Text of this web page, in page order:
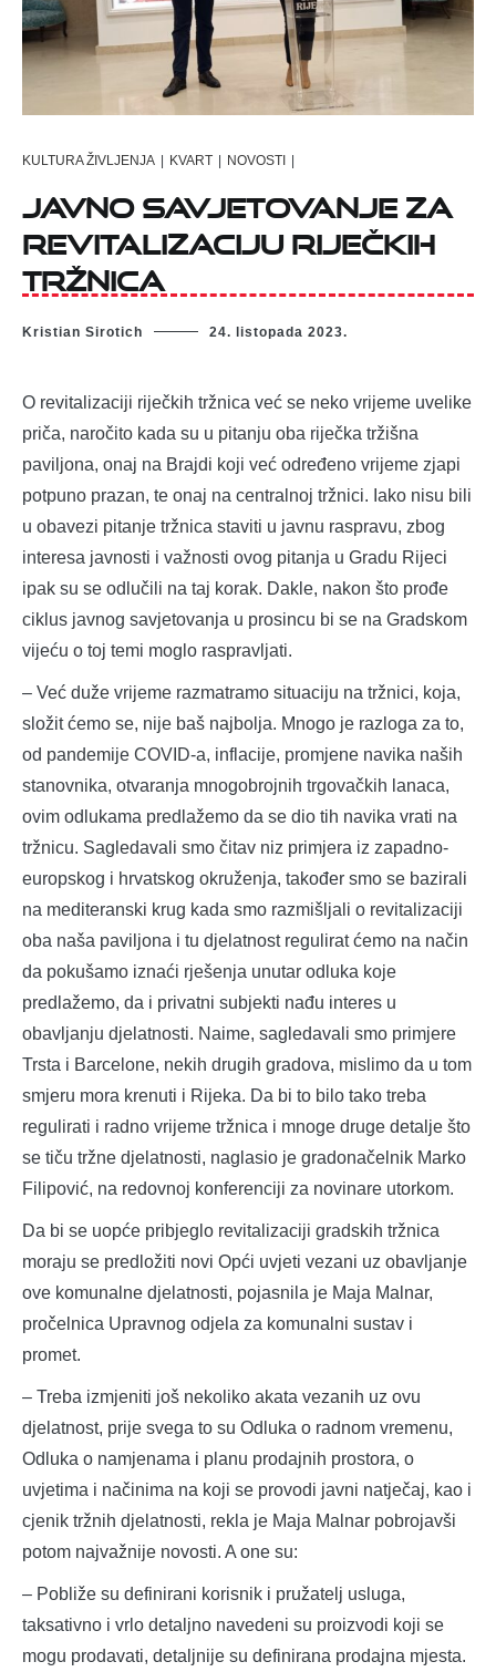
KULTURA ŽIVLJENJA | KVART | NOVOSTI |
Javno savjetovanje za
revitalizaciju riječkih
tržnica
Kristian Sirotich 24. listopada 2023.
O revitalizaciji riječkih tržnica već se neko vrijeme uvelike
priča, naročito kada su u pitanju oba riječka tržišna
paviljona, onaj na Brajdi koji već određeno vrijeme zjapi
potpuno prazan, te onaj na centralnoj tržnici. Iako nisu bili
u obavezi pitanje tržnica staviti u javnu raspravu, zbog
interesa javnosti i važnosti ovog pitanja u Gradu Rijeci
ipak su se odlučili na taj korak. Dakle, nakon što prođe
ciklus javnog savjetovanja u prosincu bi se na Gradskom
vijeću o toj temi moglo raspravljati.
– Već duže vrijeme razmatramo situaciju na tržnici, koja,
složit ćemo se, nije baš najbolja. Mnogo je razloga za to,
od pandemije COVID-a, inflacije, promjene navika naših
stanovnika, otvaranja mnogobrojnih trgovačkih lanaca,
ovim odlukama predlažemo da se dio tih navika vrati na
tržnicu. Sagledavali smo čitav niz primjera iz zapadno-
europskog i hrvatskog okruženja, također smo se bazirali
na mediteranski krug kada smo razmišljali o revitalizaciji
oba naša paviljona i tu djelatnost regulirat ćemo na način
da pokušamo iznaći rješenja unutar odluka koje
predlažemo, da i privatni subjekti nađu interes u
obavljanju djelatnosti. Naime, sagledavali smo primjere
Trsta i Barcelone, nekih drugih gradova, mislimo da u tom
smjeru mora krenuti i Rijeka. Da bi to bilo tako treba
regulirati i radno vrijeme tržnica i mnoge druge detalje što
se tiču tržne djelatnosti, naglasio je gradonačelnik Marko
Filipović, na redovnoj konferenciji za novinare utorkom.
Da bi se uopće pribjeglo revitalizaciji gradskih tržnica
moraju se predložiti novi Opći uvjeti vezani uz obavljanje
ove komunalne djelatnosti, pojasnila je Maja Malnar,
pročelnica Upravnog odjela za komunalni sustav i
promet.
– Treba izmjeniti još nekoliko akata vezanih uz ovu
djelatnost, prije svega to su Odluka o radnom vremenu,
Odluka o namjenama i planu prodajnih prostora, o
uvjetima i načinima na koji se provodi javni natječaj, kao i
cjenik tržnih djelatnosti, rekla je Maja Malnar pobrojavši
potom najvažnije novosti. A one su:
– Pobliže su definirani korisnik i pružatelj usluga,
taksativno i vrlo detaljno navedeni su proizvodi koji se
mogu prodavati, detaljnije su definirana prodajna mjesta.